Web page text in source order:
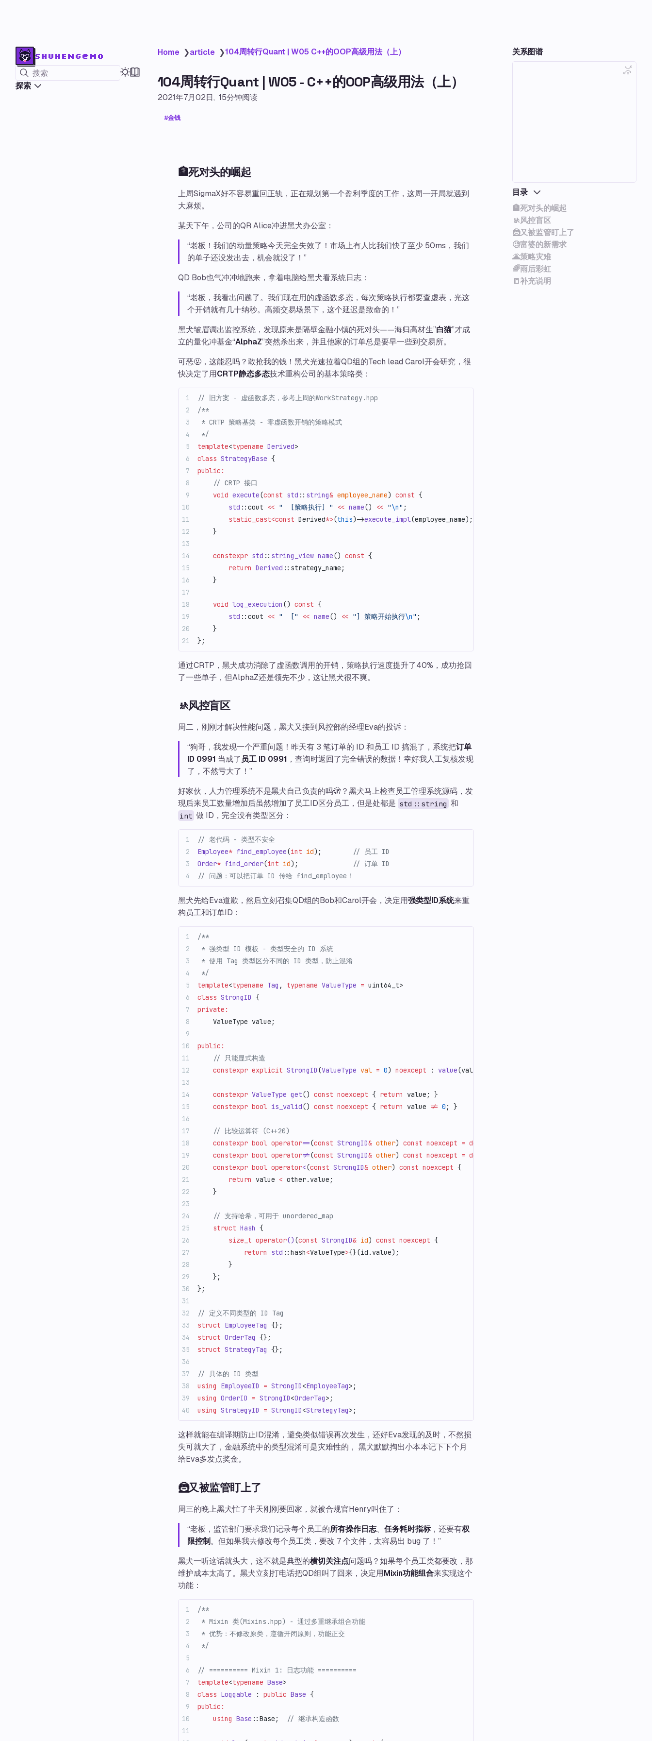
shuheng@mo
搜索
探索
Home ❯article ❯104周转行Quant | W05 C++的OOP高级用法（上）
104周转行Quant | W05 - C++的OOP高级用法（上）
2021年7月02日 15分钟阅读
金钱
🏦死对头的崛起
上周SigmaX好不容易重回正轨，正在规划第一个盈利季度的工作，这周一开局就遇到
大麻烦。
某天下午，公司的QR Alice冲进黑犬办公室：
“老板！我们的动量策略今天完全失效了！市场上有人比我们快了至少 50ms，我们
的单子还没发出去，机会就没了！”
QD Bob也气冲冲地跑来，拿着电脑给黑犬看系统日志：
“老板，我看出问题了。我们现在用的虚函数多态，每次策略执行都要查虚表，光这
个开销就有几十纳秒。高频交易场景下，这个延迟是致命的！”
黑犬皱眉调出监控系统，发现原来是隔壁金融小镇的死对头——海归高材生”白猫”才成
立的量化冲基金“AlphaZ”突然杀出来，并且他家的订单总是要早一些到交易所。
可恶🤬，这能忍吗？敢抢我的钱！黑犬光速拉着QD组的Tech lead Carol开会研究，很
快决定了用CRTP静态多态技术重构公司的基本策略类：
// 旧方案 - 虚函数多态，参考上周的WorkStrategy.hpp
/**
* CRTP 策略基类 - 零虚函数开销的策略模式
*/
template<typename Derived>
class StrategyBase {
public:
    // CRTP 接口
    void
execute(const std :: string& employee_name) const {
        std
::cout << "  [策略执行] " << name() << "\n" ;
        static_cast<const
Derived*>(this)->execute_impl(employee_name);
    }
    constexpr
std :: string_view name() const {
        return
Derived ::strategy_name;
    }
    void
log_execution () const {
        std
::cout << "  [" << name() << "] 策略开始执行\n" ;
    }
};
通过CRTP，黑犬成功消除了虚函数调用的开销，策略执行速度提升了40%，成功抢回
了一些单子，但AlphaZ还是领先不少，这让黑犬很不爽。
🚸风控盲区
周二，刚刚才解决性能问题，黑犬又接到风控部的经理Eva的投诉：
“狗哥，我发现一个严重问题！昨天有 3 笔订单的 ID 和员工 ID 搞混了，系统把订单
ID 0991 当成了 员工 ID 0991 ，查询时返回了完全错误的数据！幸好我人工复核发现
了，不然亏大了！”
好家伙，人力管理系统不是黑犬自己负责的吗🫣？黑犬马上检查员工管理系统源码，发
现后来员工数量增加后虽然增加了员工ID区分员工，但是处都是 std::string 和
int 做 ID，完全没有类型区分：
// 老代码 - 类型不安全
Employee* find_employee(int id);
        // 员工 ID
Order* find_order(int id);
              // 订单 ID
// 问题：可以把订单 ID 传给 find_employee！
黑犬先给Eva道歉，然后立刻召集QD组的Bob和Carol开会，决定用强类型ID系统来重
构员工和订单ID：
/**
* 强类型 ID 模板 - 类型安全的 ID 系统
* 使用 Tag 类型区分不同的 ID 类型，防止混淆
*/
template<typename Tag , typename ValueType = uint64_t>
class StrongID {
private:
    ValueType value;
public:
    // 只能显式构造
    constexpr
explicit StrongID (ValueType val = 0) noexcept : value(val) {}
    constexpr
ValueType get() const noexcept { return value; }
    constexpr
bool is_valid() const noexcept { return value != 0 ; }
    // 比较运算符 (C++20)
    constexpr
bool operator==(const StrongID& other) const noexcept = default
    constexpr
bool operator!=(const StrongID& other) const noexcept = default
    constexpr
bool operator<(const StrongID& other) const noexcept {
        return
value < other.value;
    }
    // 支持哈希，可用于 unordered_map
    struct
Hash {
        size_t
operator() (const StrongID& id) const noexcept {
            return
std ::hash<ValueType>{}(id.value);
        }
    };
};
// 定义不同类型的 ID Tag
struct EmployeeTag {};
struct OrderTag {};
struct StrategyTag {};
// 具体的 ID 类型
using EmployeeID = StrongID<EmployeeTag>;
using OrderID = StrongID<OrderTag>;
using StrategyID = StrongID<StrategyTag>;
这样就能在编译期防止ID混淆，避免类似错误再次发生，还好Eva发现的及时，不然损
失可就大了，金融系统中的类型混淆可是灾难性的， 黑犬默默掏出小本本记下下个月
给Eva多发点奖金。
🦹又被监管盯上了
周三的晚上黑犬忙了半天刚刚要回家，就被合规官Henry叫住了：
“老板，监管部门要求我们记录每个员工的所有操作日志、 任务耗时指标，还要有权
限控制。但如果我去修改每个员工类，要改 7 个文件，太容易出 bug 了！”
黑犬一听这话就头大，这不就是典型的横切关注点问题吗？如果每个员工类都要改，那
维护成本太高了。黑犬立刻打电话把QD组叫了回来，决定用Mixin功能组合来实现这个
功能：
/**
* Mixin 类(Mixins.hpp) - 通过多重继承组合功能
* 优势：不修改原类，遵循开闭原则，功能正交
*/
// ========== Mixin 1: 日志功能 ==========
template<typename Base>
class Loggable : public Base {
public:
    using
Base ::Base;
  // 继承构造函数
关系图谱
目录
🏦死对头的崛起
🚸风控盲区
🦹又被监管盯上了
🧐富婆的新需求
🌋策略灾难
🌈雨后彩虹
📒补充说明